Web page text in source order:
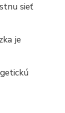
sieť
je